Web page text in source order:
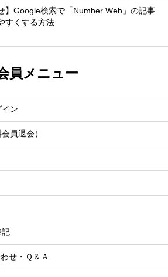
】Google検索で「Number Web」の記事
すくする方法
員メニュー
ン
員退会）
記
せ・Ｑ＆Ａ